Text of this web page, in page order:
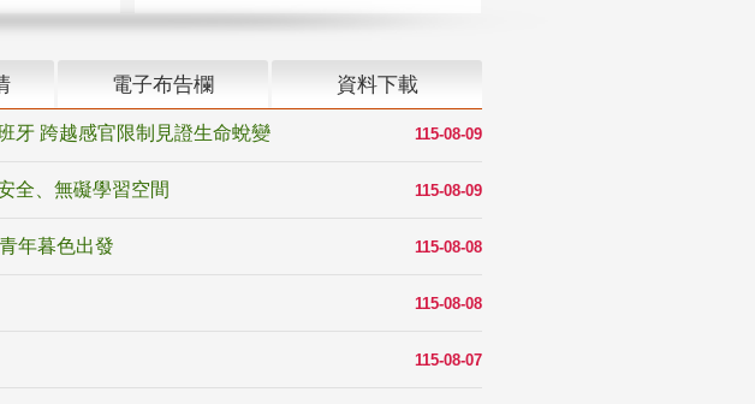
電子布告欄 資料下載
115-08-09
牙 跨越感官限制見證生命蛻變
115-08-09
全、無礙學習空間
115-08-08
年暮色出發
115-08-08
115-08-07